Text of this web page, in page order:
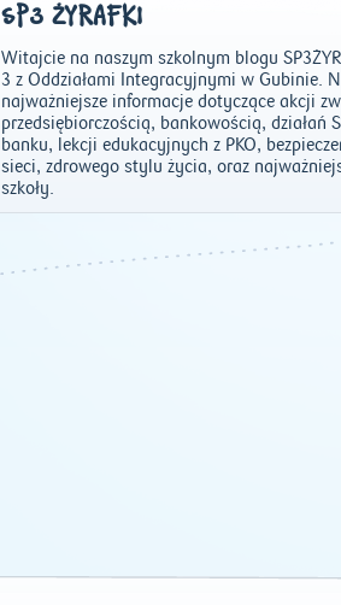
SP3 ŻYRAFKI
Witajcie na naszym szkolnym blogu
3 z Oddziałami Integracyjnymi w Gubinie.
najważniejsze informacje dotyczące akcji
przedsiębiorczością, bankowością, działań
banku, lekcji edukacyjnych z PKO,
sieci, zdrowego stylu życia, oraz
szkoły.
2011 | 2012|